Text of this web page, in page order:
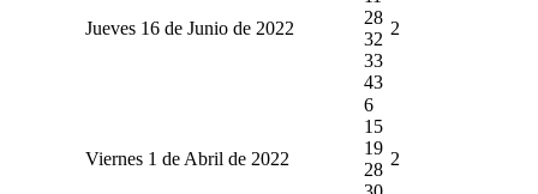
Jueves 16 de Junio de 2022
28
32
33
43
2
Viernes 1 de Abril de 2022
6
15
19
28
2